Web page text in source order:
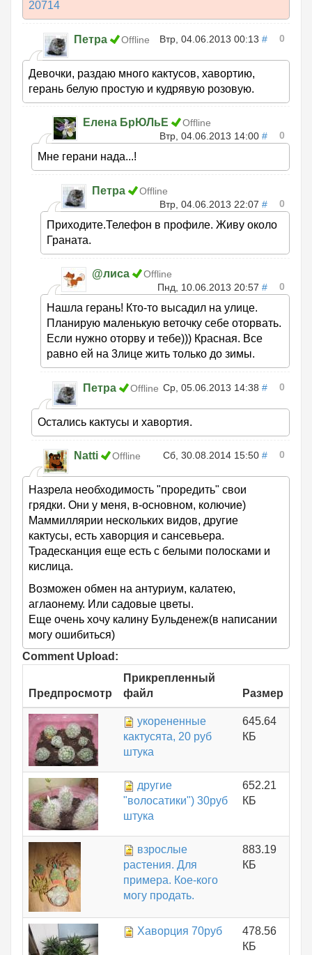
20714
Петра Offline Втр, 04.06.2013 00:13 # 0
Девочки, раздаю много кактусов, хавортию,
герань белую простую и кудрявую розовую.
Елена БрЮЛьЕ
Offline
Втр, 04.06.2013 14:00 # 0
Мне герани нада...!
Петра
Offline
Втр, 04.06.2013 22:07 # 0
Приходите.Телефон в профиле. Живу около
Граната.
@лиса
Offline
Пнд, 10.06.2013 20:57 # 0
Нашла герань! Кто-то высадил на улице.
Планирую маленькую веточку себе оторвать.
Если нужно оторву и тебе))) Красная. Все
равно ей на 3лице жить только до зимы.
Петра Offline Ср, 05.06.2013 14:38 # 0
Остались кактусы и хавортия.
Natti Offline Сб, 30.08.2014 15:50 # 0
Назрела необходимость "проредить" свои
грядки. Они у меня, в-основном, колючие)
Маммиллярии нескольких видов, другие
кактусы, есть хаворция и сансевьера.
Традесканция еще есть с белыми полосками и
кислица.
Возможен обмен на антуриум, калатею,
аглаонему. Или садовые цветы.
Еще очень хочу калину Бульденеж(в написании
могу ошибиться)
Comment Upload:
Предпросмотр
Прикрепленный
файл
Размер
укорененные
кактусята, 20 руб
штука
645.64
КБ
другие
"волосатики") 30руб
штука
652.21
КБ
взрослые
растения. Для
примера. Кое-кого
могу продать.
883.19
КБ
Хаворция 70руб
478.56
КБ